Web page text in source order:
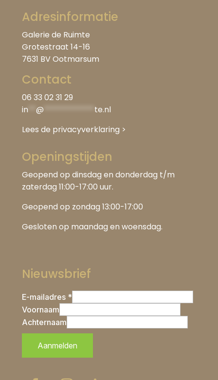
Adresinformatie
Galerie de Ruimte
Grotestraat 14-16
7631 BV Ootmarsum
Contact
06 33 02 31 29
in** @
te.nl
Lees de privacyverklaring >
Openingstijden
Geopend op dinsdag en donderdag t/m
zaterdag 11:00-17:00 uur.
Geopend op zondag 13:00-17:00
Gesloten op maandag en woensdag.
Nieuwsbrief
E-mailadres *
Voornaam
Achternaam